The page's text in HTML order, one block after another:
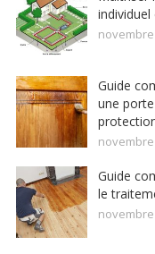
individuel
novembre
Guide
une
novembre
Guide
le
novembre